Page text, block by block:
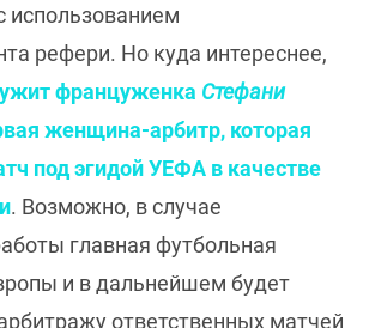
использованием
рефери. Но куда интереснее,
француженка Стефани
женщина-арбитр, которая
под эгидой УЕФА в качестве
. Возможно, в случае
главная футбольная
и в дальнейшем будет
ответственных матчей